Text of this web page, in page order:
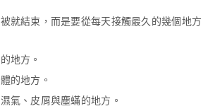
就結束，而是要從每天接觸最久的幾個地方
地方。
的地方。
氣、皮屑與塵蟎的地方。